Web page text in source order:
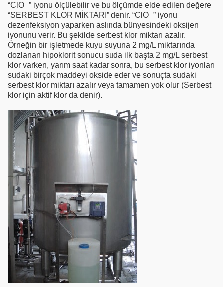
“ClO¯” iyonu ölçülebilir ve bu ölçümde elde edilen değere
“SERBEST KLOR MİKTARI” denir. “ClO¯” iyonu
dezenfeksiyon yaparken aslında bünyesindeki oksijen
iyonunu verir. Bu şekilde serbest klor miktarı azalır.
Örneğin bir işletmede kuyu suyuna 2 mg/L miktarında
dozlanan hipoklorit sonucu suda ilk başta 2 mg/L serbest
klor varken, yarım saat kadar sonra, bu serbest klor iyonları
sudaki birçok maddeyi okside eder ve sonuçta sudaki
serbest klor miktarı azalır veya tamamen yok olur (Serbest
klor için aktif klor da denir).